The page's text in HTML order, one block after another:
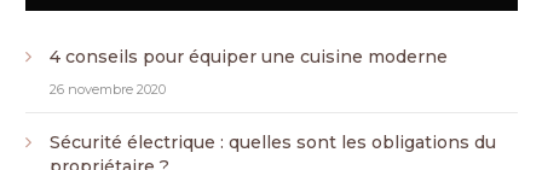
4 conseils pour équiper une cuisine moderne
26 novembre 2020
Sécurité électrique : quelles sont les obligations du